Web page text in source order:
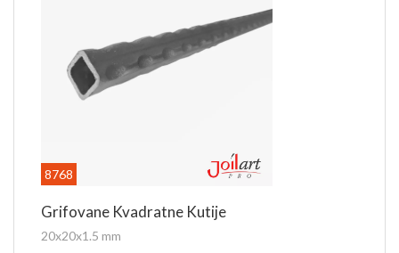
8768
Grifovane Kvadratne Kutije
20x20x1.5 mm